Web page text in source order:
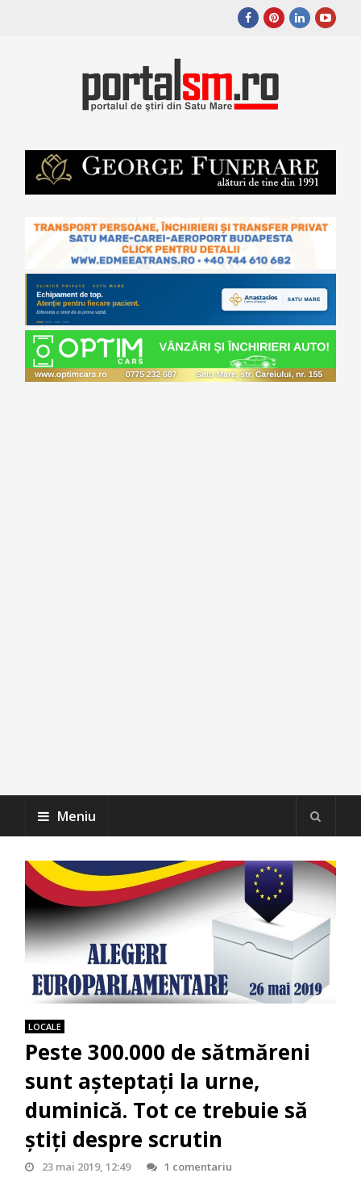
Meniu
LOCALE
Peste 300.000 de sătmăreni
sunt așteptați la urne,
duminică. Tot ce trebuie să
știți despre scrutin
23 mai 2019, 12:49 1 comentariu